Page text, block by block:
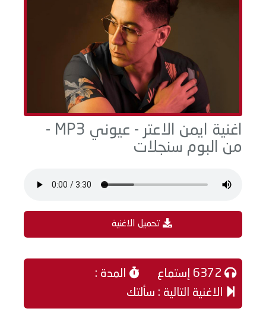
اغنية ايمن الاعتر - عيوني MP3 -
من البوم سنجلات
تحميل الاغنية
المدة :
الاغنية التالية : سألتك